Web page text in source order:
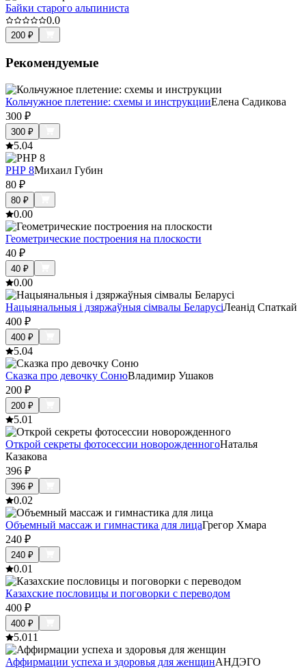
Байки старого альпиниста
0.0
200 ₽
Рекомендуемые
Кольчужное плетение: схемы и инструкцииЕлена Садикова
300 ₽
300 ₽
5.04
PHP 8Михаил Губин
80 ₽
80 ₽
0.00
Геометрические построения на плоскости
40 ₽
40 ₽
0.00
Нацыянальныя і дзяржаўныя сімвалы БеларусіЛеанід Спаткай
400 ₽
400 ₽
5.04
Сказка про девочку СонюВладимир Ушаков
200 ₽
200 ₽
5.01
Открой секреты фотосессии новорожденногоНаталья
Казакова
396 ₽
396 ₽
0.02
Объемный массаж и гимнастика для лицаГрегор Хмара
240 ₽
240 ₽
0.01
Казахские пословицы и поговорки с переводом
400 ₽
400 ₽
5.011
Аффирмации успеха и здоровья для женщинАНДЭГО